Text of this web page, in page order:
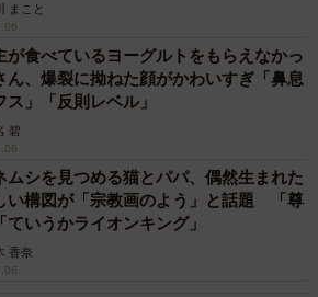
まこと
が食べているヨーグルトをもらえなかっ
ん、爆裂に拗ねた顔がかわいすぎ「鼻息
ス」「反則レベル」
碧
ムシを見つめる猫とパパ、偶然生まれた
い構図が「宗教画のよう」と話題 「尊
ていうかライオンキング」
香奈